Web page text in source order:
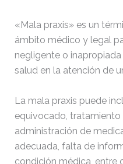
«Mala praxis» es un
ámbito médico y legal
negligente o
salud en la atención de
La mala praxis puede
equivocado, tratamiento
administración de
adecuada, falta de
condición médica, entre